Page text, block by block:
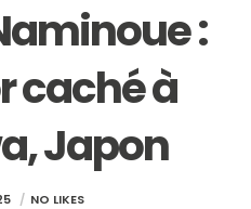
:
caché à
Japon
NO LIKES